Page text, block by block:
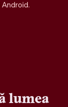
lumea